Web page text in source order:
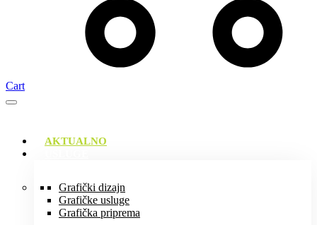
Cart
AKTUALNO
Grafički dizajn
Grafičke usluge
Grafička priprema